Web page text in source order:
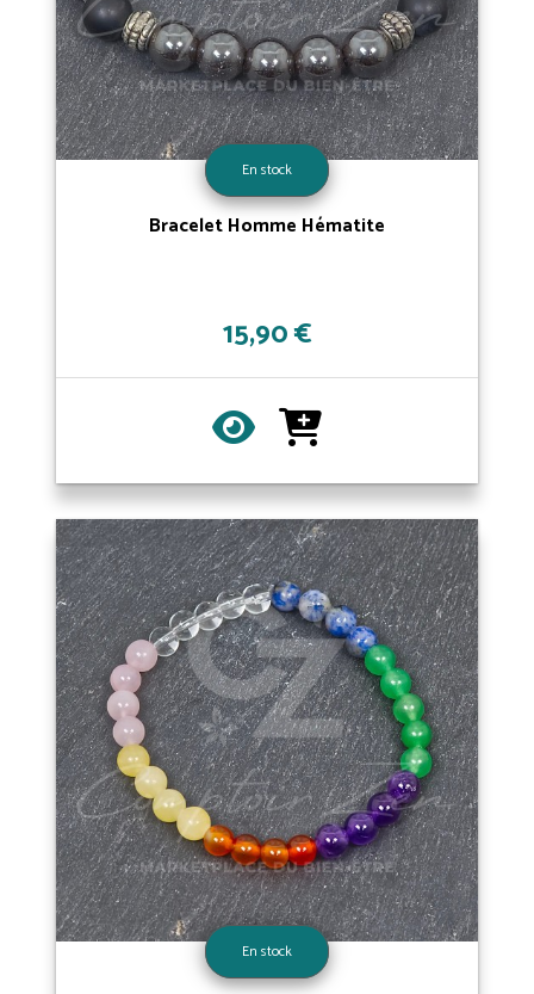
En stock
Bracelet Homme Hématite
15,90 €
En stock